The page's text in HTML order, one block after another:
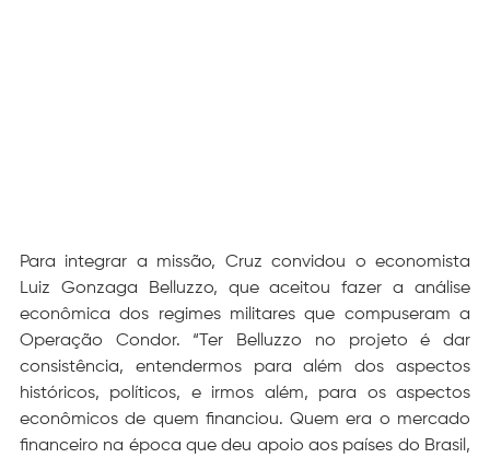
Para integrar a missão, Cruz convidou o economista
Luiz Gonzaga Belluzzo, que aceitou fazer a análise
econômica dos regimes militares que compuseram a
Operação Condor. “Ter Belluzzo no projeto é dar
consistência, entendermos para além dos aspectos
históricos, políticos, e irmos além, para os aspectos
econômicos de quem financiou. Quem era o mercado
financeiro na época que deu apoio aos países do Brasil,